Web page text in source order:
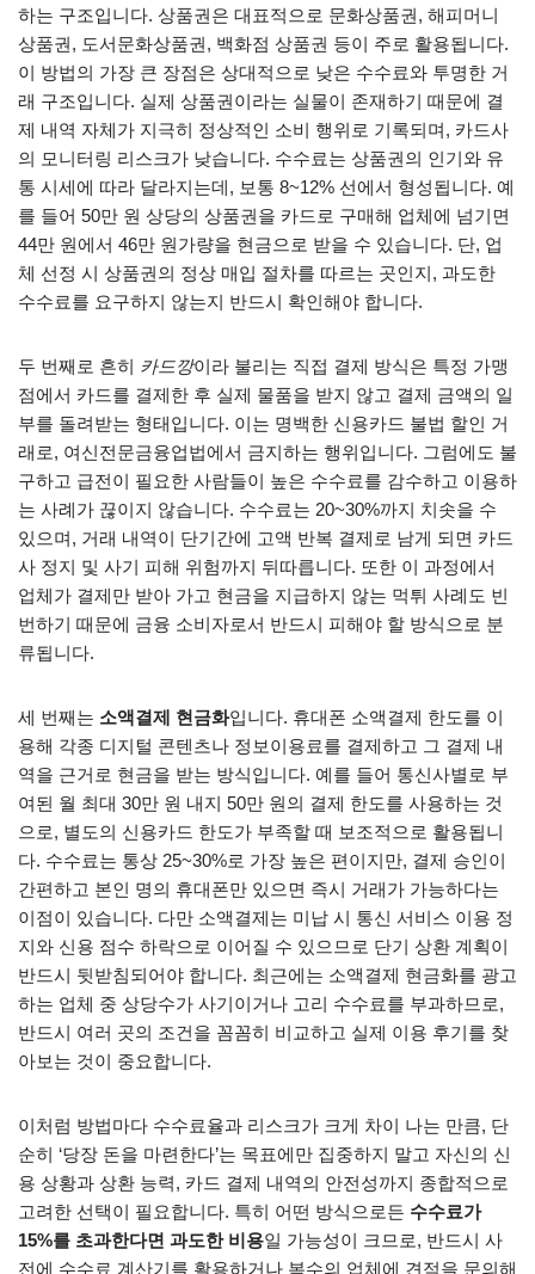
하는 구조입니다. 상품권은 대표적으로 문화상품권, 해피머니
상품권, 도서문화상품권, 백화점 상품권 등이 주로 활용됩니다.
이 방법의 가장 큰 장점은 상대적으로 낮은 수수료와 투명한 거
래 구조입니다. 실제 상품권이라는 실물이 존재하기 때문에 결
제 내역 자체가 지극히 정상적인 소비 행위로 기록되며, 카드사
의 모니터링 리스크가 낮습니다. 수수료는 상품권의 인기와 유
통 시세에 따라 달라지는데, 보통 8~12% 선에서 형성됩니다. 예
를 들어 50만 원 상당의 상품권을 카드로 구매해 업체에 넘기면
44만 원에서 46만 원가량을 현금으로 받을 수 있습니다. 단, 업
체 선정 시 상품권의 정상 매입 절차를 따르는 곳인지, 과도한
수수료를 요구하지 않는지 반드시 확인해야 합니다.
두 번째로 흔히 카드깡이라 불리는 직접 결제 방식은 특정 가맹
점에서 카드를 결제한 후 실제 물품을 받지 않고 결제 금액의 일
부를 돌려받는 형태입니다. 이는 명백한 신용카드 불법 할인 거
래로, 여신전문금융업법에서 금지하는 행위입니다. 그럼에도 불
구하고 급전이 필요한 사람들이 높은 수수료를 감수하고 이용하
는 사례가 끊이지 않습니다. 수수료는 20~30%까지 치솟을 수
있으며, 거래 내역이 단기간에 고액 반복 결제로 남게 되면 카드
사 정지 및 사기 피해 위험까지 뒤따릅니다. 또한 이 과정에서
업체가 결제만 받아 가고 현금을 지급하지 않는 먹튀 사례도 빈
번하기 때문에 금융 소비자로서 반드시 피해야 할 방식으로 분
류됩니다.
세 번째는 소액결제 현금화입니다. 휴대폰 소액결제 한도를 이
용해 각종 디지털 콘텐츠나 정보이용료를 결제하고 그 결제 내
역을 근거로 현금을 받는 방식입니다. 예를 들어 통신사별로 부
여된 월 최대 30만 원 내지 50만 원의 결제 한도를 사용하는 것
으로, 별도의 신용카드 한도가 부족할 때 보조적으로 활용됩니
다. 수수료는 통상 25~30%로 가장 높은 편이지만, 결제 승인이
간편하고 본인 명의 휴대폰만 있으면 즉시 거래가 가능하다는
이점이 있습니다. 다만 소액결제는 미납 시 통신 서비스 이용 정
지와 신용 점수 하락으로 이어질 수 있으므로 단기 상환 계획이
반드시 뒷받침되어야 합니다. 최근에는 소액결제 현금화를 광고
하는 업체 중 상당수가 사기이거나 고리 수수료를 부과하므로,
반드시 여러 곳의 조건을 꼼꼼히 비교하고 실제 이용 후기를 찾
아보는 것이 중요합니다.
이처럼 방법마다 수수료율과 리스크가 크게 차이 나는 만큼, 단
순히 ‘당장 돈을 마련한다’는 목표에만 집중하지 말고 자신의 신
용 상황과 상환 능력, 카드 결제 내역의 안전성까지 종합적으로
고려한 선택이 필요합니다. 특히 어떤 방식으로든 수수료가
15%를 초과한다면 과도한 비용일 가능성이 크므로, 반드시 사
전에 수수료 계산기를 활용하거나 복수의 업체에 견적을 문의해